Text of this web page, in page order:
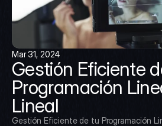
Mar 31, 2024
Gestión Eficiente
Programación
Lineal
Gestión Eficiente de tu Programación